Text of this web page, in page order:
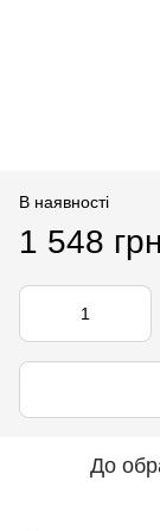
В наявності
1 548 грн
До